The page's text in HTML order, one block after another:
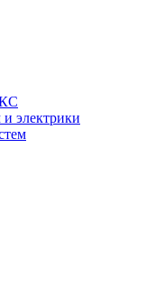
электрики